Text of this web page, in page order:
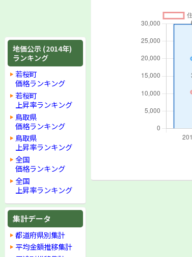
地価公示 (2014年)
ランキング
若桜町
価格ランキング
若桜町
上昇率ランキング
鳥取県
価格ランキング
鳥取県
上昇率ランキング
全国
価格ランキング
全国
上昇率ランキング
集計データ
都道府県別集計
平均金額推移集計